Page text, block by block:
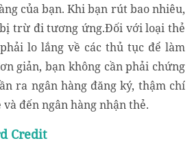
của bạn. Khi bạn rút bao nhiêu,
trừ đi tương ứng.Đối với loại thẻ
lo lắng về các thủ tục để làm
giản, bạn không cần phải chứng
ra ngân hàng đăng ký, thậm chí
đến ngân hàng nhận thẻ.
Credit